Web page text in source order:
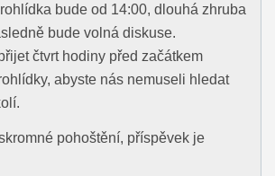
bude od 14:00, dlouhá zhruba
bude volná diskuse.
čtvrt hodiny před začátkem
abyste nás nemuseli hledat
pohoštění, příspěvek je